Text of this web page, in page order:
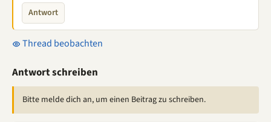
Antwort
Thread beobachten
Antwort schreiben
Bitte melde dich an, um einen Beitrag zu schreiben.